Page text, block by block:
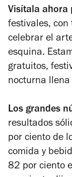
Visítala ahora
festivales,
celebrar el
esquina.
gratuitos,
nocturna llena
Los grandes
resultados
por ciento de
comida y
82 por ciento